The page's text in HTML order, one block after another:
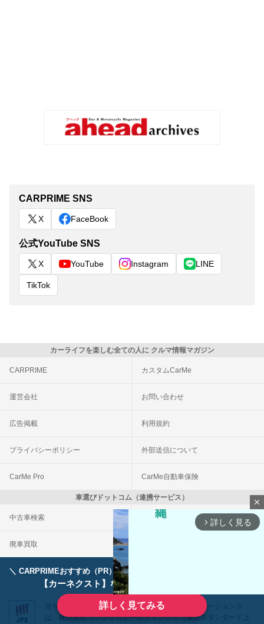
＼ CARPRIMEおすすめ（PR） ／ディーラーで手放すのはもったいない！
【カーネクスト】ならどんなクルマも高価買取
詳しく見てみる
CARPRIME SNS
X FaceBook
公式YouTube SNS
X YouTube Instagram LINE
TikTok
カーライフを楽しむ全ての人に クルマ情報マガジン
CARPRIME カスタムCarMe
運営会社 お問い合わせ
広告掲載 利用規約
プライバシーポリシー 外部送信について
CarMe Pro CarMe自動車保険
車選びドットコム（連携サービス）
中古車検索 車買取一括査定
廃車買取
© Fabrica Communications Co., LTD.
当サイトを運営する株式会社ファブリカコミュニケーションズ
は、株式会社ファブリカホールディングス（東証スタンダード上
close
arrow_forward_ios 詳しく見る